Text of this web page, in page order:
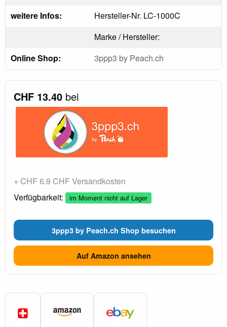
weitere Infos:
Hersteller-Nr. LC-1000C
Marke / Hersteller:
Online Shop:
3ppp3 by Peach.ch
CHF 13.40 bei
+ CHF 6.9 CHF Versandkosten
Verfügbarkeit:
im Moment nicht auf Lager
3ppp3 by Peach.ch Shop besuchen
Auf Amazon ansehen